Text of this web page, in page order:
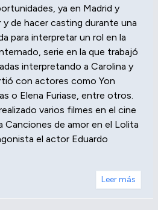
ya en Madrid y
y de hacer casting durante una
para interpretar un rol en la
serie en la que trabajó
interpretando a Carolina y
con actores como Yon
o Elena Furiase, entre otros.
varios filmes en el cine
Canciones de amor en el Lolita
el actor Eduardo
Leer más